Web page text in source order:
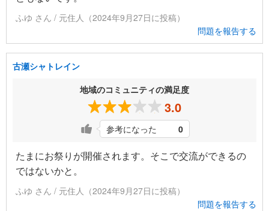
ふゆ さん / 元住人（2024年9月27日に投稿）
問題を報告する
古瀬シャトレイン
地域のコミュニティの満足度
3.0
参考になった 0
たまにお祭りが開催されます。そこで交流ができるの
ではないかと。
ふゆ さん / 元住人（2024年9月27日に投稿）
問題を報告する